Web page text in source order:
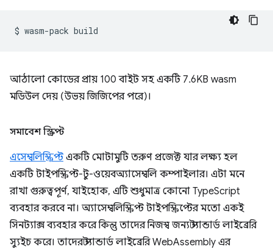
$ wasm-pack
আঠালো কোডের প্রায় 100 বাইট সহ একটি 7.6KB wasm
মডিউল দেয় (উভয় জিজিপের পরে)।
সমাবেশ স্ক্রিপ্ট
এসেম্বলিস্ক্রিপ্টএকটি মোটামুটি তরুণ প্রজেক্ট যার লক্ষ্য হল
একটি টাইপস্ক্রিপ্ট-টু-ওয়েবঅ্যাসেম্বলি কম্পাইলার। এটা মনে
রাখা গুরুত্বপূর্ণ, যাইহোক, এটি শুধুমাত্র কোনো TypeScript
ব্যবহার করবে না। অ্যাসেম্বলিস্ক্রিপ্ট টাইপস্ক্রিপ্টের মতো একই
সিনট্যাক্স ব্যবহার করে কিন্তু তাদের নিজস্ব জন্য স্ট্যান্ডার্ড লাইব্রেরি
স্যুইচ করে। তাদের স্ট্যান্ডার্ড লাইব্রেরি WebAssembly এর